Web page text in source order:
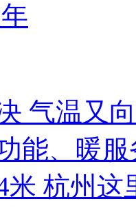
气温又
能、暖服
米 杭州这